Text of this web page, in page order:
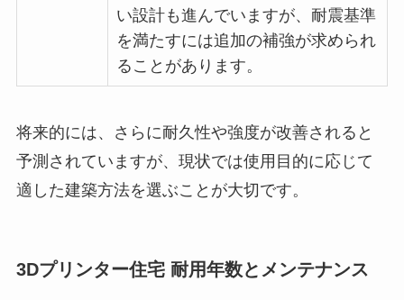
い設計も進んでいますが、耐震基準
を満たすには追加の補強が求められ
ることがあります。
将来的には、さらに耐久性や強度が改善されると
予測されていますが、現状では使用目的に応じて
適した建築方法を選ぶことが大切です。
3Dプリンター住宅 耐用年数とメンテナンス